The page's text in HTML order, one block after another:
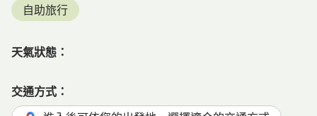
自助旅行
天氣狀態 ：
交通方式 ：